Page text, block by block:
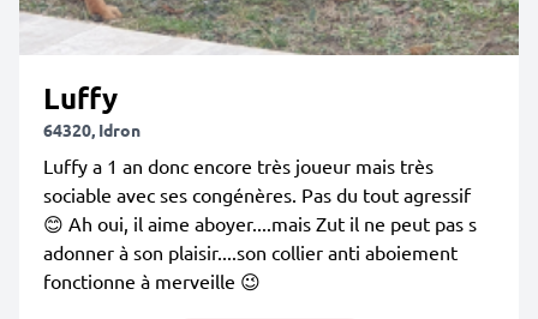
Luffy
64320, Idron
Luffy a 1 an donc encore très joueur mais très
sociable avec ses congénères. Pas du tout agressif
😊 Ah oui, il aime aboyer....mais Zut il ne peut pas s
adonner à son plaisir....son collier anti aboiement
fonctionne à merveille 😉